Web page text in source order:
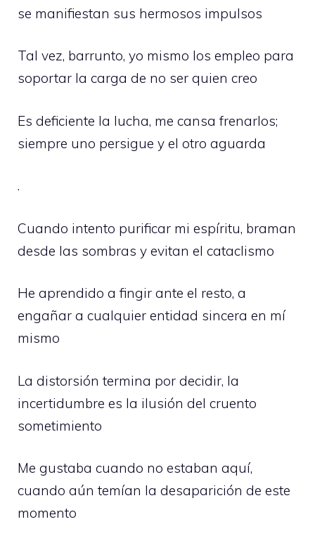
se manifiestan sus hermosos impulsos
Tal vez, barrunto, yo mismo los empleo para
soportar la carga de no ser quien creo
Es deficiente la lucha, me cansa frenarlos;
siempre uno persigue y el otro aguarda
.
Cuando intento purificar mi espíritu, braman
desde las sombras y evitan el cataclismo
He aprendido a fingir ante el resto, a
engañar a cualquier entidad sincera en mí
mismo
La distorsión termina por decidir, la
incertidumbre es la ilusión del cruento
sometimiento
Me gustaba cuando no estaban aquí,
cuando aún temían la desaparición de este
momento